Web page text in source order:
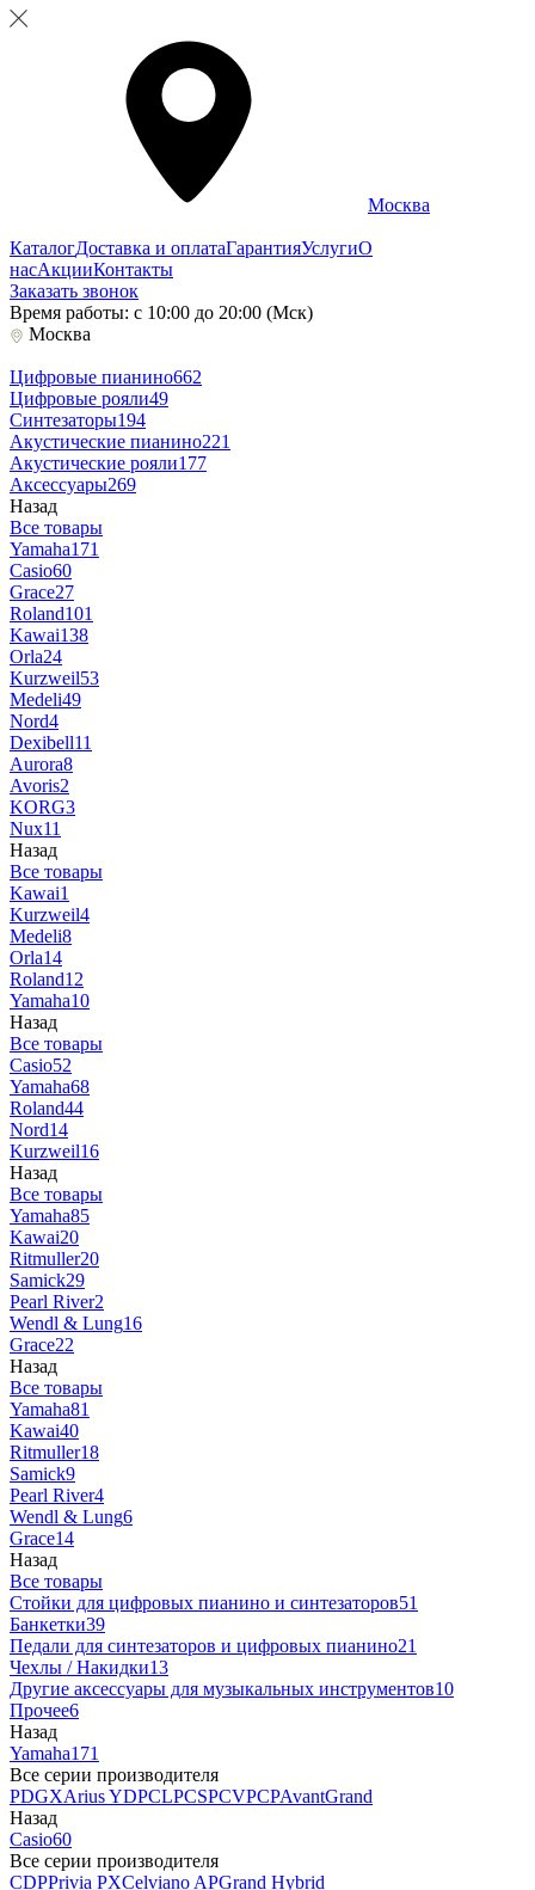
Москва
КаталогДоставка и оплатаГарантияУслугиО
насАкцииКонтакты
Заказать звонок
Время работы: с 10:00 до 20:00 (Мск)
Москва
Цифровые пианино662
Цифровые рояли49
Синтезаторы194
Акустические пианино221
Акустические рояли177
Аксессуары269
Назад
Все товары
Yamaha171
Casio60
Grace27
Roland101
Kawai138
Orla24
Kurzweil53
Medeli49
Nord4
Dexibell11
Aurora8
Avoris2
KORG3
Nux11
Назад
Все товары
Kawai1
Kurzweil4
Medeli8
Orla14
Roland12
Yamaha10
Назад
Все товары
Casio52
Yamaha68
Roland44
Nord14
Kurzweil16
Назад
Все товары
Yamaha85
Kawai20
Ritmuller20
Samick29
Pearl River2
Wendl & Lung16
Grace22
Назад
Все товары
Yamaha81
Kawai40
Ritmuller18
Samick9
Pearl River4
Wendl & Lung6
Grace14
Назад
Все товары
Стойки для цифровых пианино и синтезаторов51
Банкетки39
Педали для синтезаторов и цифровых пианино21
Чехлы / Накидки13
Другие аксессуары для музыкальных инструментов10
Прочее6
Назад
Yamaha171
Все серии производителя
PDGXArius YDPCLPCSPCVPCPAvantGrand
Назад
Casio60
Все серии производителя
CDPPrivia PXCelviano APGrand Hybrid